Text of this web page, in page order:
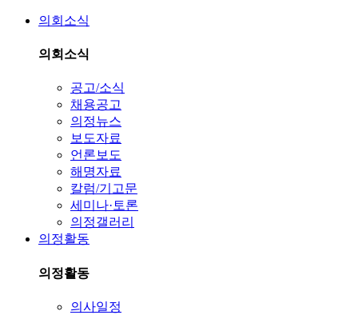
의회소식
의회소식
공고/소식
채용공고
의정뉴스
보도자료
언론보도
해명자료
칼럼/기고문
세미나·토론
의정갤러리
의정활동
의정활동
의사일정